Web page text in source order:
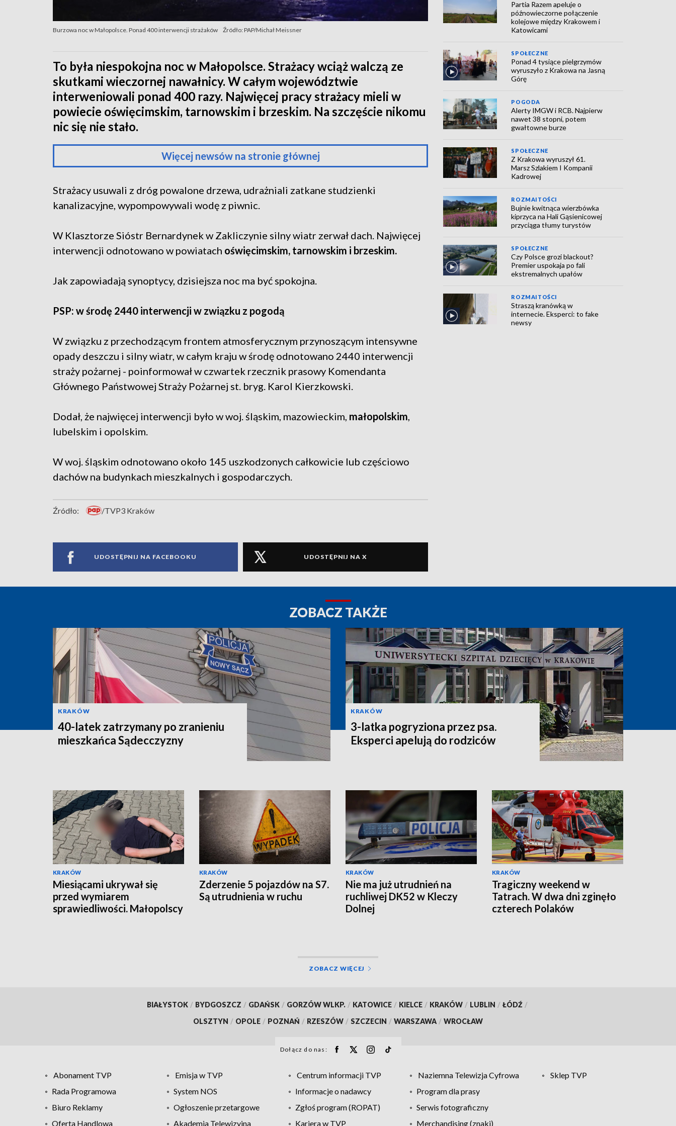
Burzowa noc w Małopolsce. Ponad 400 interwencji strażaków Źródło: PAP/Michał Meissner
To była niespokojna noc w Małopolsce. Strażacy wciąż walczą ze
skutkami wieczornej nawałnicy. W całym województwie
interweniowali ponad 400 razy. Najwięcej pracy strażacy mieli w
powiecie oświęcimskim, tarnowskim i brzeskim. Na szczęście nikomu
nic się nie stało.
Więcej newsów na stronie głównej
Strażacy usuwali z dróg powalone drzewa, udrażniali zatkane studzienki
kanalizacyjne, wypompowywali wodę z piwnic.
W Klasztorze Sióstr Bernardynek w Zakliczynie silny wiatr zerwał dach. Najwięcej
interwencji odnotowano w powiatach oświęcimskim, tarnowskim i brzeskim.
Jak zapowiadają synoptycy, dzisiejsza noc ma być spokojna.
PSP: w środę 2440 interwencji w związku z pogodą
W związku z przechodzącym frontem atmosferycznym przynoszącym intensywne
opady deszczu i silny wiatr, w całym kraju w środę odnotowano 2440 interwencji
straży pożarnej - poinformował w czwartek rzecznik prasowy Komendanta
Głównego Państwowej Straży Pożarnej st. bryg. Karol Kierzkowski.
Dodał, że najwięcej interwencji było w woj. śląskim, mazowieckim, małopolskim
lubelskim i opolskim.
W woj. śląskim odnotowano około 145 uszkodzonych całkowicie lub częściowo
dachów na budynkach mieszkalnych i gospodarczych.
Źródło: /TVP3 Kraków
UDOSTĘPNIJ NA FACEBOOKU UDOSTĘPNIJ NA X
Partia Razem apeluje o
późnowieczorne połączenie
kolejowe między Krakowem i
Katowicami
SPOŁECZNE
Ponad 4 tysiące pielgrzymów
wyruszyło z Krakowa na Jasną
Górę
POGODA
Alerty IMGW i RCB. Najpierw
nawet 38 stopni, potem
gwałtowne burze
SPOŁECZNE
Z Krakowa wyruszył 61.
Marsz Szlakiem I Kompanii
Kadrowej
ROZMAITOŚCI
Bujnie kwitnąca wierzbówka
kiprzyca na Hali Gąsienicowej
przyciąga tłumy turystów
SPOŁECZNE
Czy Polsce grozi blackout?
Premier uspokaja po fali
ekstremalnych upałów
ROZMAITOŚCI
Straszą kranówką w
internecie. Eksperci: to fake
newsy
ZOBACZ TAKŻE
KRAKÓW
40-latek zatrzymany po zranieniu
mieszkańca Sądecczyzny
KRAKÓW
3-latka pogryziona przez psa.
Eksperci apelują do rodziców
KRAKÓW
Miesiącami ukrywał się
przed wymiarem
sprawiedliwości. Małopolscy
KRAKÓW
Zderzenie 5 pojazdów na S7.
Są utrudnienia w ruchu
KRAKÓW
Nie ma już utrudnień na
ruchliwej DK52 w Kleczy
Dolnej
KRAKÓW
Tragiczny weekend w
Tatrach. W dwa dni zginęło
czterech Polaków
ZOBACZ WIĘCEJ
BIAŁYSTOK / BYDGOSZCZ / GDAŃSK / GORZÓW WLKP. / KATOWICE / KIELCE / KRAKÓW / LUBLIN / ŁÓDŹ /
OLSZTYN / OPOLE / POZNAŃ / RZESZÓW / SZCZECIN / WARSZAWA / WROCŁAW
Dołącz do nas:
Abonament TVP Emisja w TVP Centrum informacji TVP Naziemna Telewizja Cyfrowa
Sklep TVP
Rada Programowa
System NOS Informacje o nadawcy
Program dla prasy
Biuro Reklamy
Ogłoszenie przetargowe Zgłoś program (ROPAT)
Serwis fotograficzny
Oferta Handlowa
Akademia Telewizyjna Kariera w TVP Merchandising (znaki)